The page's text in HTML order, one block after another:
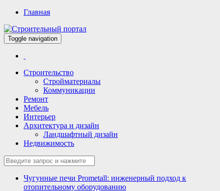
Главная
Строительный портал
Всё для строительства и ремонта
Toggle navigation
Строительство
Стройматериалы
Коммуникации
Ремонт
Мебель
Интерьер
Архитектура и дизайн
Ландшафтный дизайн
Недвижимость
Чугунные печи Prometall: инженерный подход к
отопительному оборудованию